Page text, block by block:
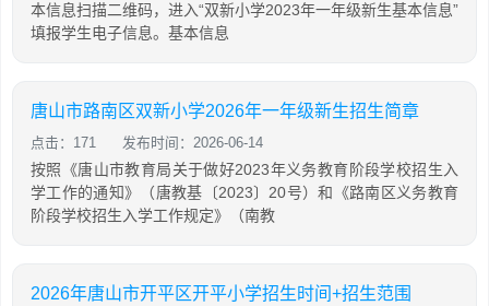
本信息扫描二维码，进入“双新小学2023年一年级新生基本信息”
填报学生电子信息。基本信息
唐山市路南区双新小学2026年一年级新生招生简章
点击：171 发布时间：2026-06-14
按照《唐山市教育局关于做好2023年义务教育阶段学校招生入
学工作的通知》（唐教基〔2023〕20号）和《路南区义务教育
阶段学校招生入学工作规定》（南教
2026年唐山市开平区开平小学招生时间+招生范围